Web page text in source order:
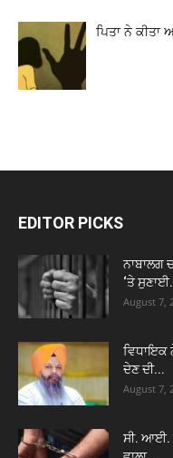
ਪਿਤਾ ਨੇ ਕੀਤਾ
EDITOR PICKS
ਨਾਬਾਲਗ
‘ਤੇ
August 7,
ਵਿਧਾਇਕ
ਦੇਣ ਦੀ...
August 7,
ਸੀ. ਆਈ.